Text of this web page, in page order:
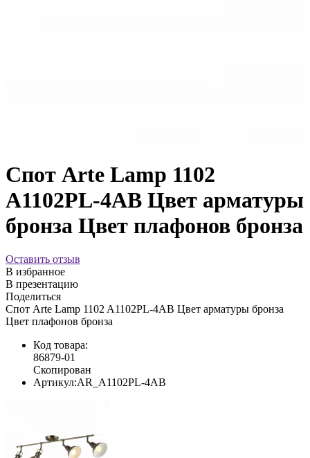
Спот Arte Lamp 1102
A1102PL-4AB Цвет арматуры
бронза Цвет плафонов бронза
Оставить отзыв
В избранное
В презентацию
Поделиться
Спот Arte Lamp 1102 A1102PL-4AB Цвет арматуры бронза
Цвет плафонов бронза
Код товара:
86879-01
Скопирован
Артикул:AR_A1102PL-4AB